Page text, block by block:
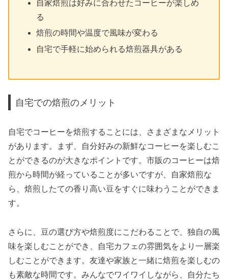
自家焙煎は好みに合わせたコーヒーが楽しめ
る
焙煎の時間や温度で風味が変わる
自宅で手軽に始められる焙煎器具がある
自宅での焙煎のメリット
自宅でコーヒーを焙煎することには、さまざまなメリット
があります。まず、自分好みの新鮮なコーヒーを楽しむこ
とができるのが大きなポイントです。市販のコーヒーは焙
煎から時間が経っていることが多いですが、自家焙煎な
ら、焙煎したての香り高い豆をすぐに味わうことができま
す。
さらに、豆の選び方や焙煎度にこだわることで、独自の風
味を楽しむことができ、自宅カフェの雰囲気をより一層楽
しむことができます。友達や家族と一緒に焙煎を楽しむの
も素敵な時間です。みんなでワイワイしながら、自分たち